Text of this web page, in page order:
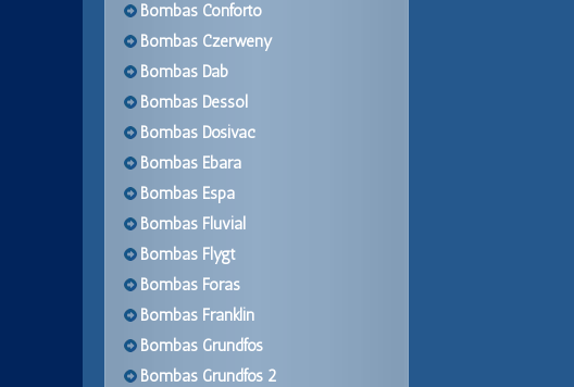
Bombas Conforto
Bombas Czerweny
Bombas Dab
Bombas Dessol
Bombas Dosivac
Bombas Ebara
Bombas Espa
Bombas Fluvial
Bombas Flygt
Bombas Foras
Bombas Franklin
Bombas Grundfos
Bombas Grundfos 2